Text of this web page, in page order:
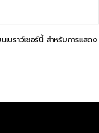
บราว์เซอร์นี้ สำหรับการแสดง